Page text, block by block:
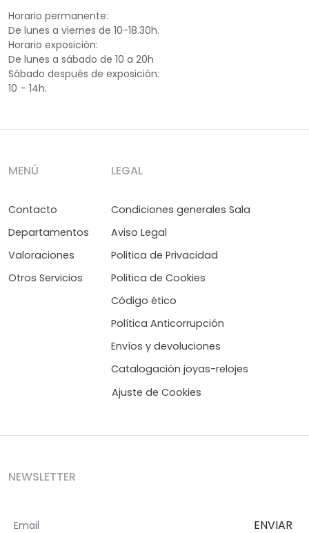
Horario permanente:
De lunes a viernes de 10-18.30h.
Horario exposición:
De lunes a sábado de 10 a 20h
Sábado después de exposición:
10 – 14h.
MENÚ
Contacto
Departamentos
Valoraciones
Otros Servicios
LEGAL
Condiciones generales Sala
Aviso Legal
Politica de Privacidad
Politica de Cookies
Código ético
Política Anticorrupción
Envíos y devoluciones
Catalogación joyas-relojes
Ajuste de Cookies
NEWSLETTER
ENVIAR